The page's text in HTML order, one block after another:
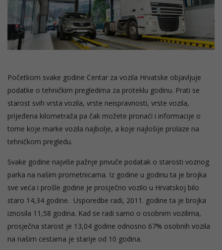
Početkom svake godine Centar za vozila Hrvatske objavljuje
podatke o tehničkim pregledima za proteklu godinu. Prati se
starost svih vrsta vozila, vrste neispravnosti, vrste vozila,
prijeđena kilometraža pa čak možete pronaći i informacije o
tome koje marke vozila najbolje, a koje najlošije prolaze na
tehničkom pregledu.
Svake godine najviše pažnje privuče podatak o starosti voznog
parka na našim prometnicama. Iz godine u godinu ta je brojka
sve veća i prošle godine je prosječno vozilo u Hrvatskoj bilo
staro 14,34 godine. Usporedbe radi, 2011. godine ta je brojka
iznosila 11,58 godina. Kad se radi samo o osobnim vozilima,
prosječna starost je 13,04 godine odnosno 67% osobnih vozila
na našim cestama je starije od 10 godina.